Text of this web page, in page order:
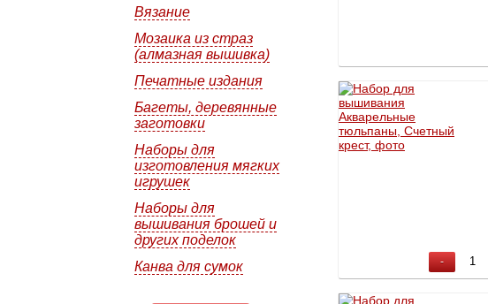
Вязание
Мозаика из страз
(алмазная вышивка)
Печатные издания
Багеты, деревянные
заготовки
Наборы для
изготовления мягких
игрушек
Наборы для
вышивания брошей и
других поделок
Канва для сумок
-